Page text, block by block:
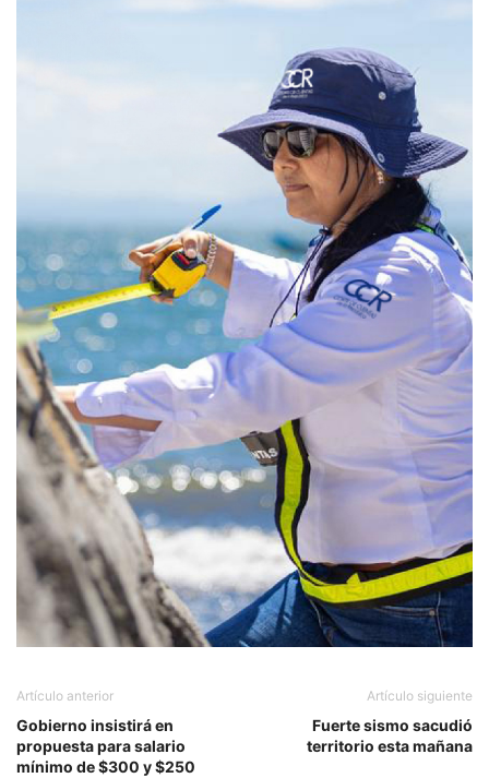
Artículo anterior
Gobierno insistirá en
propuesta para salario
mínimo de $300 y $250
Artículo siguiente
Fuerte sismo sacudió
territorio esta mañana